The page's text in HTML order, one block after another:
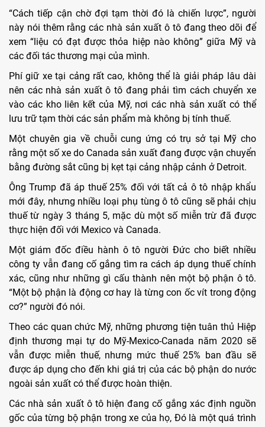
“Cách tiếp cận chờ đợi tạm thời đó là chiến lược”, người
này nói thêm rằng các nhà sản xuất ô tô đang theo dõi để
xem “liệu có đạt được thỏa hiệp nào không” giữa Mỹ và
các đối tác thương mại của mình.
Phí giữ xe tại cảng rất cao, không thể là giải pháp lâu dài
nên các nhà sản xuất ô tô đang phải tìm cách chuyển xe
vào các kho liên kết của Mỹ, nơi các nhà sản xuất có thể
lưu trữ tạm thời các sản phẩm mà không bị tính thuế.
Một chuyên gia về chuỗi cung ứng có trụ sở tại Mỹ cho
rằng một số xe do Canada sản xuất đang được vận chuyển
bằng đường sắt cũng bị kẹt tại cảng nhập cảnh ở Detroit.
Ông Trump đã áp thuế 25% đối với tất cả ô tô nhập khẩu
mới đây, nhưng nhiều loại phụ tùng ô tô cũng sẽ phải chịu
thuế từ ngày 3 tháng 5, mặc dù một số miễn trừ đã được
thực hiện đối với Mexico và Canada.
Một giám đốc điều hành ô tô người Đức cho biết nhiều
công ty vẫn đang cố gắng tìm ra cách áp dụng thuế chính
xác, cũng như những gì cấu thành nên một bộ phận ô tô.
“Một bộ phận là động cơ hay là từng con ốc vít trong động
cơ?” người đó nói.
Theo các quan chức Mỹ, những phương tiện tuân thủ Hiệp
định thương mại tự do Mỹ-Mexico-Canada năm 2020 sẽ
vẫn được miễn thuế, nhưng mức thuế 25% ban đầu sẽ
được áp dụng cho đến khi giá trị của các bộ phận do nước
ngoài sản xuất có thể được hoàn thiện.
Các nhà sản xuất ô tô hiện đang cố gắng xác định nguồn
gốc của từng bộ phận trong xe của họ, Đó là một quá trình